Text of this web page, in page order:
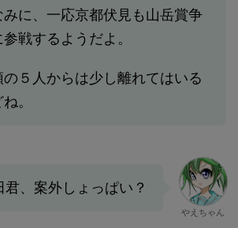
みに、一応京都伏見も山岳賞争
戦するようだよ。
の５人からは少し離れてはいる
。
君、案外しょっぱい？
やえちゃん